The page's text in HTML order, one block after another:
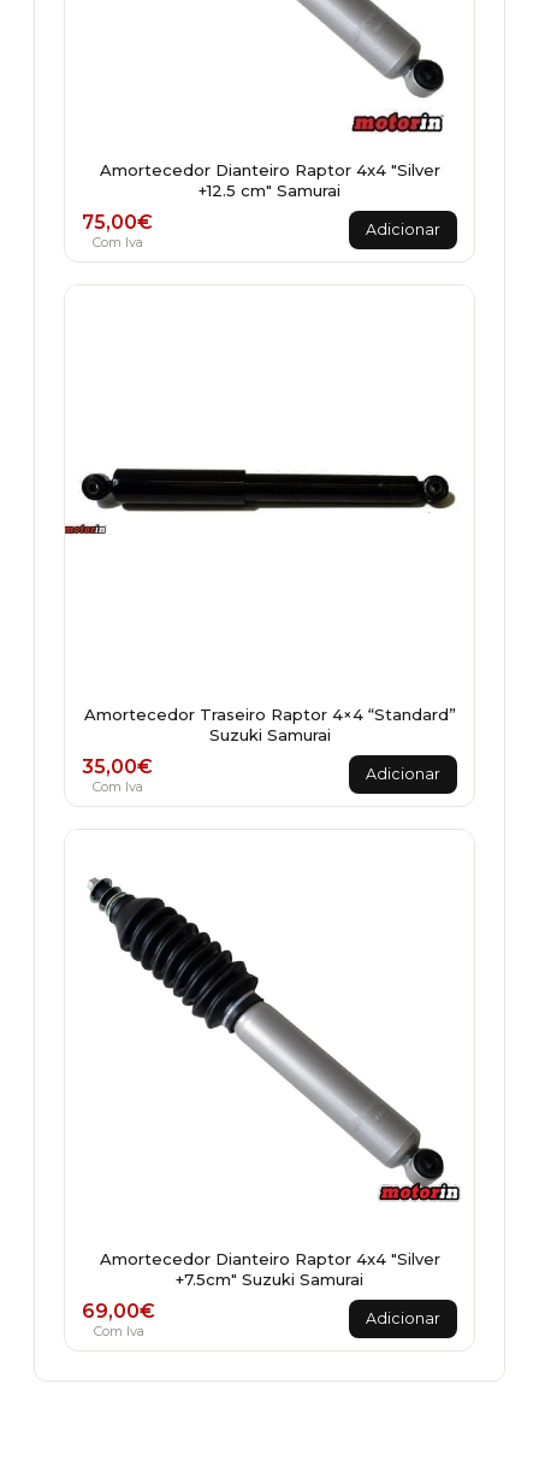
Amortecedor Dianteiro Raptor 4x4 "Silver
+12.5 cm" Samurai
75,00€
Com Iva
Adicionar
Amortecedor Traseiro Raptor 4×4 “Standard”
Suzuki Samurai
35,00€
Com Iva
Adicionar
Amortecedor Dianteiro Raptor 4x4 "Silver
+7.5cm" Suzuki Samurai
69,00€
Com Iva
Adicionar